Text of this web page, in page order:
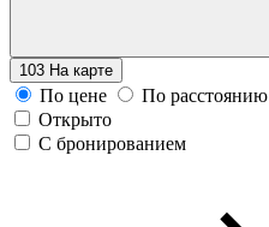
103 На карте
По цене
По расстоянию
Открыто
С бронированием